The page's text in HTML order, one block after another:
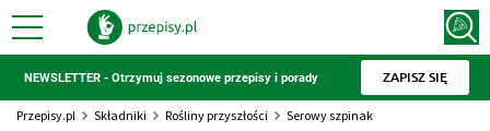
NEWSLETTER - Otrzymuj sezonowe przepisy i porady ZAPISZ SIĘ
Przepisy.pl Składniki Rośliny przyszłości Serowy szpinak